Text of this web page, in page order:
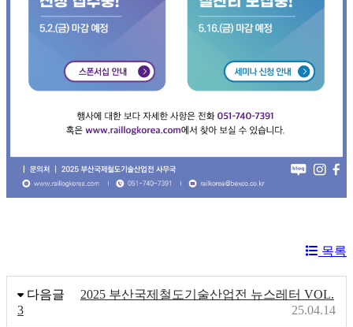
목록
다음글
2025 부산국제철도기술산업전 뉴스레터 VOL.
3
25.04.14